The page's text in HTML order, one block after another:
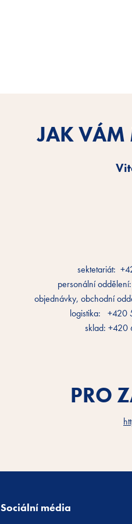
JAK VÁM
sektetariát:
personální
objednávky, obchodní
logistika: +420
sklad: +420
PRO
Sociální média